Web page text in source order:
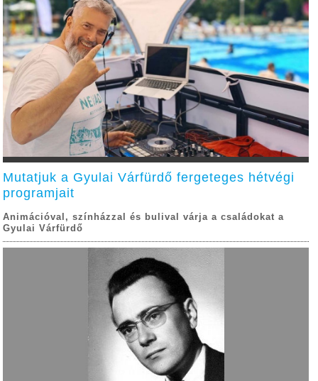
Mutatjuk a Gyulai Várfürdő fergeteges hétvégi
programjait
Animációval, színházzal és bulival várja a családokat a
Gyulai Várfürdő